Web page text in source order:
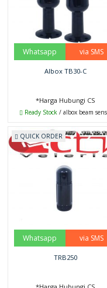
Whatsapp via SMS
Albox TB30-C
*Harga Hubungi CS
Ready Stock/ albox beam
QUICK ORDER
Whatsapp via SMS
TRB250